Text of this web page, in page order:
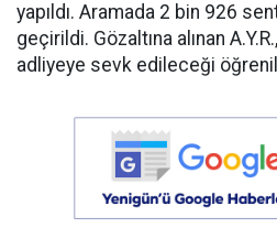
yapıldı. Aramada 2 bin 926
geçirildi. Gözaltına alınan
adliyeye sevk edileceği